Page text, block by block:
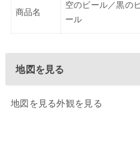
商品名
空のビール／黒の
ール
地図を見る
地図を見る外観を見る